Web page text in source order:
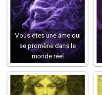
Vous êtes une âme qui
se promène dans le
monde réel